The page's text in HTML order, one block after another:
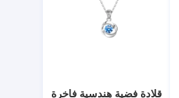
قلادة فضية هندسية فاخرة